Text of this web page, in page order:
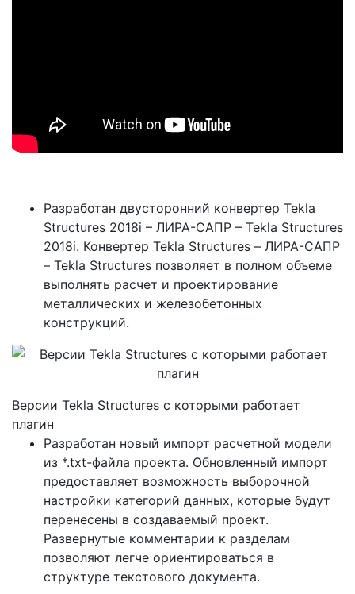
Разработан двусторонний конвертер Tekla
Structures 2018і – ЛИРА-САПР – Tekla Structures
2018і. Конвертер Tekla Structures – ЛИРА-САПР
– Tekla Structures позволяет в полном объеме
выполнять расчет и проектирование
металлических и железобетонных
конструкций.
Версии Tekla Structures с которыми работает
плагин
Разработан новый импорт расчетной модели
из *.txt-файла проекта. Обновленный импорт
предоставляет возможность выборочной
настройки категорий данных, которые будут
перенесены в создаваемый проект.
Развернутые комментарии к разделам
позволяют легче ориентироваться в
структуре текстового документа.